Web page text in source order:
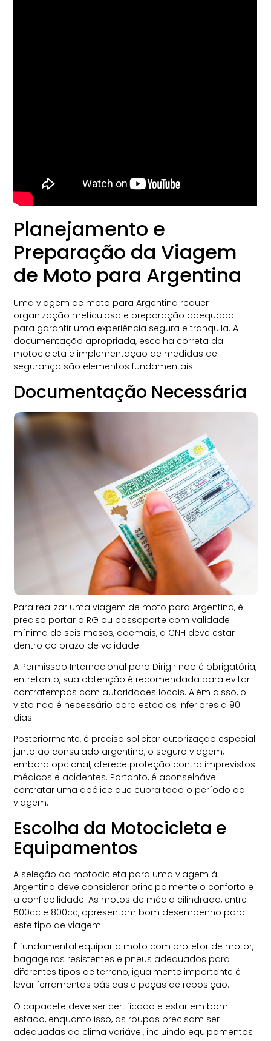
Planejamento e
Preparação da Viagem
de Moto para Argentina
Uma viagem de moto para Argentina requer
organização meticulosa e preparação adequada
para garantir uma experiência segura e tranquila. A
documentação apropriada, escolha correta da
motocicleta e implementação de medidas de
segurança são elementos fundamentais.
Documentação Necessária
Para realizar uma viagem de moto para Argentina, é
preciso portar o RG ou passaporte com validade
mínima de seis meses, ademais, a CNH deve estar
dentro do prazo de validade.
A Permissão Internacional para Dirigir não é obrigatória,
entretanto, sua obtenção é recomendada para evitar
contratempos com autoridades locais. Além disso, o
visto não é necessário para estadias inferiores a 90
dias.
Posteriormente, é preciso solicitar autorização especial
junto ao consulado argentino, o seguro viagem,
embora opcional, oferece proteção contra imprevistos
médicos e acidentes. Portanto, é aconselhável
contratar uma apólice que cubra todo o período da
viagem.
Escolha da Motocicleta e
Equipamentos
A seleção da motocicleta para uma viagem à
Argentina deve considerar principalmente o conforto e
a confiabilidade. As motos de média cilindrada, entre
500cc e 800cc, apresentam bom desempenho para
este tipo de viagem.
É fundamental equipar a moto com protetor de motor,
bagageiros resistentes e pneus adequados para
diferentes tipos de terreno, igualmente importante é
levar ferramentas básicas e peças de reposição.
O capacete deve ser certificado e estar em bom
estado, enquanto isso, as roupas precisam ser
adequadas ao clima variável, incluindo equipamentos